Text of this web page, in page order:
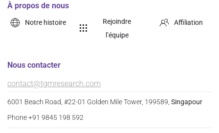
À propos de nous
Notre histoire
Rejoindre
l’équipe
Affiliation
Nous contacter
contact@tgmresearch.com
6001 Beach Road, #22-01 Golden Mile Tower, 199589, Singapour
Phone +91 9845 198 592